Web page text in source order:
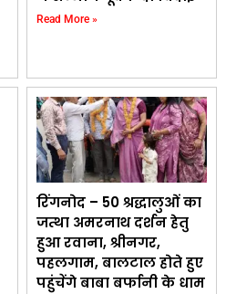
Read More »
रिंगनोद – 50 श्रद्धालुओं का
जत्था अमरनाथ दर्शन हेतु
हुआ रवाना, श्रीनगर,
पहलगाम, बालटाल होते हुए
पहुंचेंगे बाबा बर्फानी के धाम